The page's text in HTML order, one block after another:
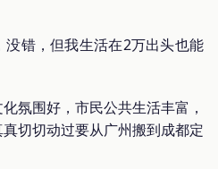
错，但我生活在2万出头也能
氛围好，市民公共生活丰富，
切切动过要从广州搬到成都定